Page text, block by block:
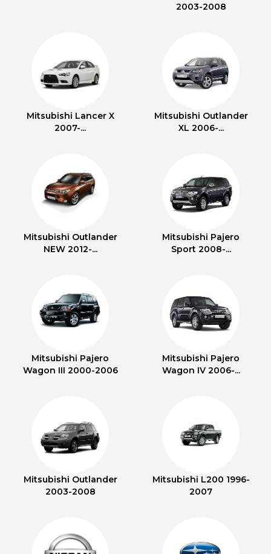
2003-2008
Mitsubishi Lancer X
2007-...
Mitsubishi Outlander
XL 2006-...
Mitsubishi Outlander
NEW 2012-...
Mitsubishi Pajero
Sport 2008-...
Mitsubishi Pajero
Wagon III 2000-2006
Mitsubishi Pajero
Wagon IV 2006-...
Mitsubishi Outlander
2003-2008
Mitsubishi L200 1996-
2007